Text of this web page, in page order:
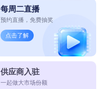
每周二直播
预约直播，免费抽奖
点击了解
供应商入驻
一起做大市场份额